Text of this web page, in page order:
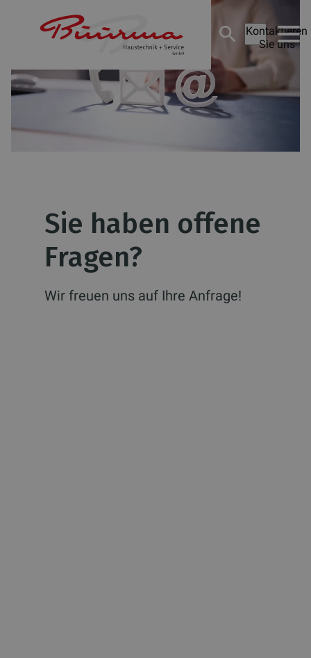
Kontaktieren
Sie uns
Sie haben offene
Fragen?
Wir freuen uns auf Ihre Anfrage!